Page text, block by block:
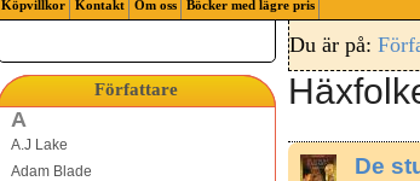
Köpvillkor Kontakt Om oss Böcker med lägre pris
Författare
A
A.J Lake
Adam Blade
Du är på:
De